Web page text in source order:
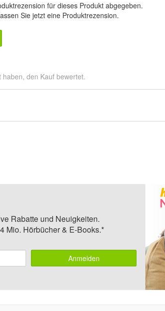
für dieses Produkt abgegeben.
Sie jetzt eine Produktrezension.
den Kauf bewertet.
Rabatte und Neuigkeiten.
Mio. Hörbücher & E-Books.*
Anmelden